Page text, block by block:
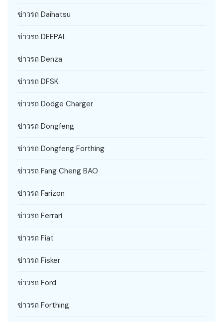
ข่าวรถ Daihatsu
ข่าวรถ DEEPAL
ข่าวรถ Denza
ข่าวรถ DFSK
ข่าวรถ Dodge Charger
ข่าวรถ Dongfeng
ข่าวรถ Dongfeng Forthing
ข่าวรถ Fang Cheng BAO
ข่าวรถ Farizon
ข่าวรถ Ferrari
ข่าวรถ Fiat
ข่าวรถ Fisker
ข่าวรถ Ford
ข่าวรถ Forthing